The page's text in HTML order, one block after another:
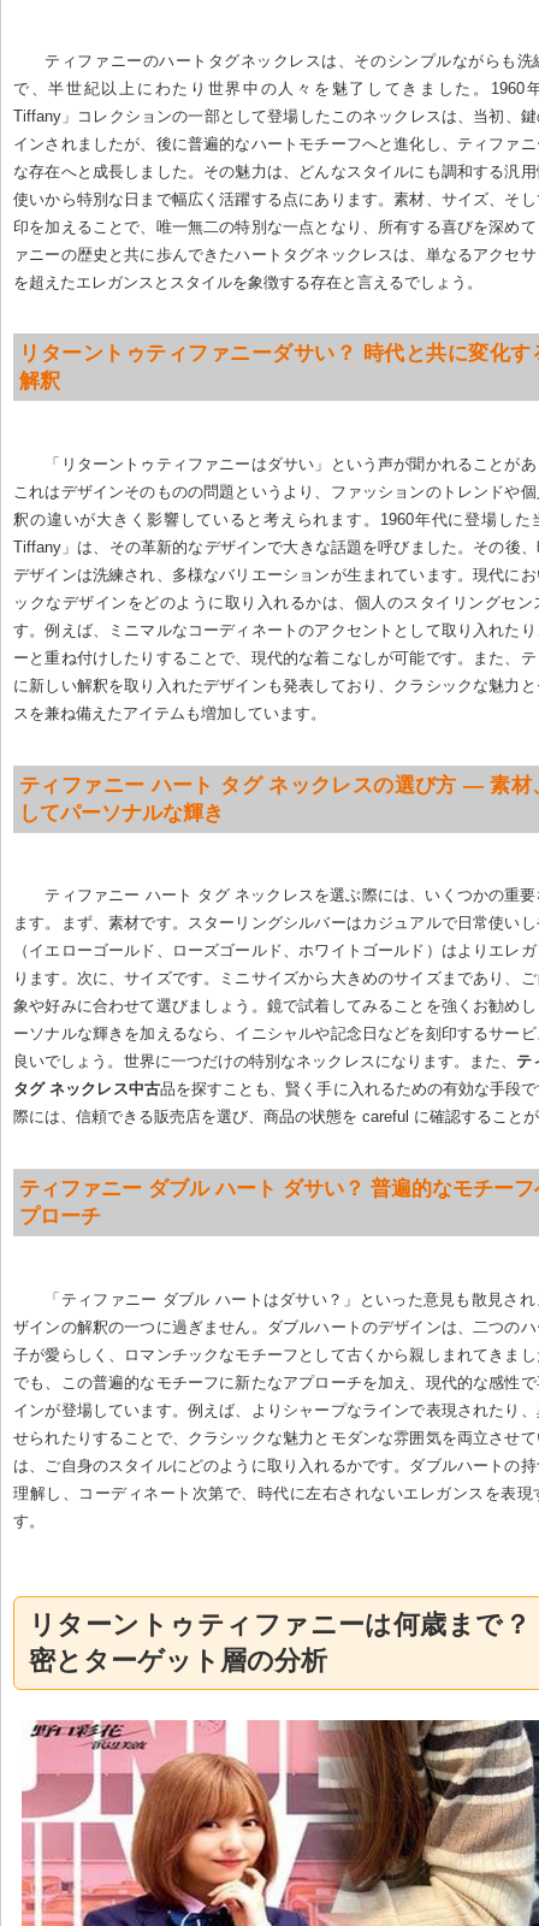
ティファニーのハートタグネックレスは、そのシンプルながらも洗
で、半世紀以上にわたり世界中の人々を魅了してきました。1960
Tiffany」コレクションの一部として登場したこのネックレスは、当初、
インされましたが、後に普遍的なハートモチーフへと進化し、ティファ
な存在へと成長しました。その魅力は、どんなスタイルにも調和する汎
使いから特別な日まで幅広く活躍する点にあります。素材、サイズ、そ
印を加えることで、唯一無二の特別な一点となり、所有する喜びを深め
ァニーの歴史と共に歩んできたハートタグネックレスは、単なるアクセ
を超えたエレガンスとスタイルを象徴する存在と言えるでしょう。
リターントゥティファニーダサい？ 時代と共に変化す
解釈
「リターントゥティファニーはダサい」という声が聞かれることが
これはデザインそのものの問題というより、ファッションのトレンドや
釈の違いが大きく影響していると考えられます。1960年代に登場した
Tiffany」は、その革新的なデザインで大きな話題を呼びました。その後
デザインは洗練され、多様なバリエーションが生まれています。現代に
ックなデザインをどのように取り入れるかは、個人のスタイリングセ
す。例えば、ミニマルなコーディネートのアクセントとして取り入れた
ーと重ね付けしたりすることで、現代的な着こなしが可能です。また、
に新しい解釈を取り入れたデザインも発表しており、クラシックな魅力
スを兼ね備えたアイテムも増加しています。
ティファニー ハート タグ ネックレスの選び方 — 素材
してパーソナルな輝き
ティファニー ハート タグ ネックレスを選ぶ際には、いくつかの重
ます。まず、素材です。スターリングシルバーはカジュアルで日常使い
（イエローゴールド、ローズゴールド、ホワイトゴールド）はよりエレ
ります。次に、サイズです。ミニサイズから大きめのサイズまであり、
象や好みに合わせて選びましょう。鏡で試着してみることを強くお勧め
ーソナルな輝きを加えるなら、イニシャルや記念日などを刻印するサー
良いでしょう。世界に一つだけの特別なネックレスになります。また、 テ
タグ ネックレス中古品を探すことも、賢く手に入れるための有効な手段
際には、信頼できる販売店を選び、商品の状態を careful に確認すること
ティファニー ダブル ハート ダサい？ 普遍的なモチー
プローチ
「ティファニー ダブル ハートはダサい？」といった意見も散見さ
ザインの解釈の一つに過ぎません。ダブルハートのデザインは、二つの
子が愛らしく、ロマンチックなモチーフとして古くから親しまれてきま
でも、この普遍的なモチーフに新たなアプローチを加え、現代的な感性
インが登場しています。例えば、よりシャープなラインで表現されたり
せられたりすることで、クラシックな魅力とモダンな雰囲気を両立させ
は、ご自身のスタイルにどのように取り入れるかです。ダブルハートの
理解し、コーディネート次第で、時代に左右されないエレガンスを表現
す。
リターントゥティファニーは何歳まで？
密とターゲット層の分析